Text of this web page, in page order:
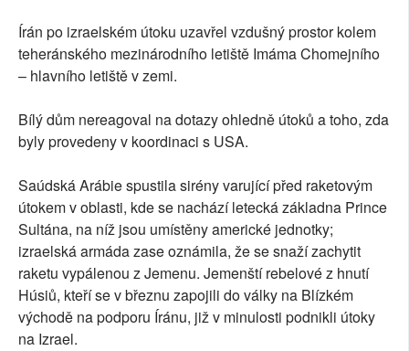
Írán po izraelském útoku uzavřel vzdušný prostor kolem
teheránského mezinárodního letiště Imáma Chomejního
– hlavního letiště v zemi.
Bílý dům nereagoval na dotazy ohledně útoků a toho, zda
byly provedeny v koordinaci s USA.
Saúdská Arábie spustila sirény varující před raketovým
útokem v oblasti, kde se nachází letecká základna Prince
Sultána, na níž jsou umístěny americké jednotky;
izraelská armáda zase oznámila, že se snaží zachytit
raketu vypálenou z Jemenu. Jemenští rebelové z hnutí
Húsiů, kteří se v březnu zapojili do války na Blízkém
východě na podporu Íránu, již v minulosti podnikli útoky
na Izrael.